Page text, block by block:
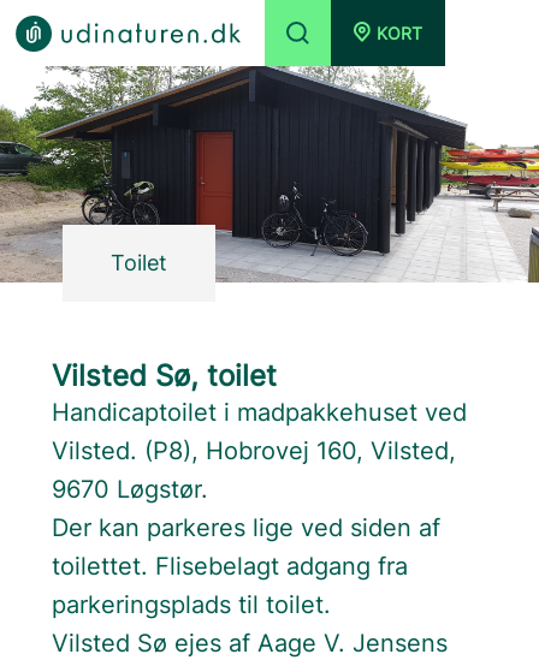
KORT
Toilet
Vilsted Sø, toilet
Handicaptoilet i madpakkehuset ved
Vilsted. (P8), Hobrovej 160, Vilsted,
9670 Løgstør.
Der kan parkeres lige ved siden af
toilettet. Flisebelagt adgang fra
parkeringsplads til toilet.
Vilsted Sø ejes af Aage V. Jensens